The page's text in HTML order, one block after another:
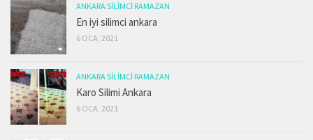
ANKARA SILIMCI RAMAZAN
En iyi silimci ankara
6 OCA, 2021
ANKARA SILIMCI RAMAZAN
Karo Silimi Ankara
6 OCA, 2021